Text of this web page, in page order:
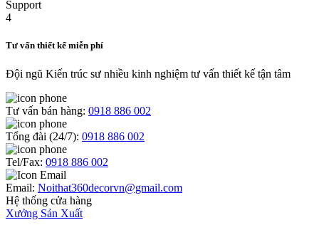
Tư vấn thiết kế miễn phí
Đội ngũ Kiến trúc sư nhiều kinh nghiệm tư vấn thiết kế tận tâm
Tư vấn bán hàng: 0918 886 002
Tổng đài (24/7): 0918 886 002
Tel/Fax: 0918 886 002
Email: Noithat360decorvn@gmail.com
Hệ thống cửa hàng
Xưởng Sản Xuất